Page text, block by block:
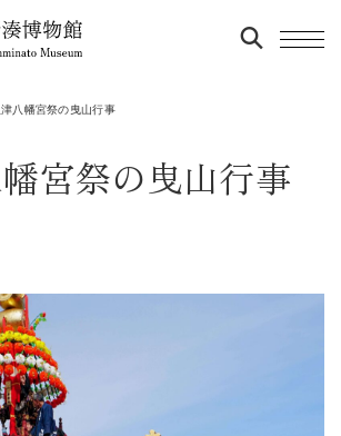
八幡宮祭の曳山行事
宮祭の曳山行事